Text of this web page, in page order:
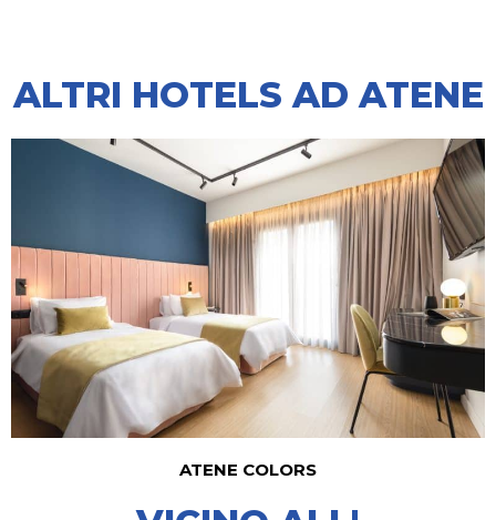
ALTRI HOTELS AD ATENE
ATENE LUWIAN